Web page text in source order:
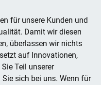
für unsere Kunden und
Damit wir diesen
überlassen wir nichts
auf Innovationen,
Teil unserer
sich bei uns. Wenn für